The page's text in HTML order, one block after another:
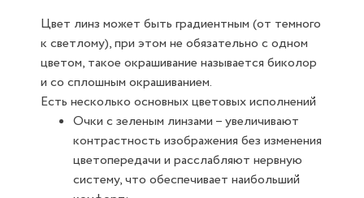
Цвет линз может быть градиентным (от темного
к светлому), при этом не обязательно с одном
цветом, такое окрашивание называется биколор
и со сплошным окрашиванием.
Есть несколько основных цветовых исполнений
Очки с зеленым линзами – увеличивают
контрастность изображения без изменения
цветопередачи и расслабляют нервную
систему, что обеспечивает наибольший